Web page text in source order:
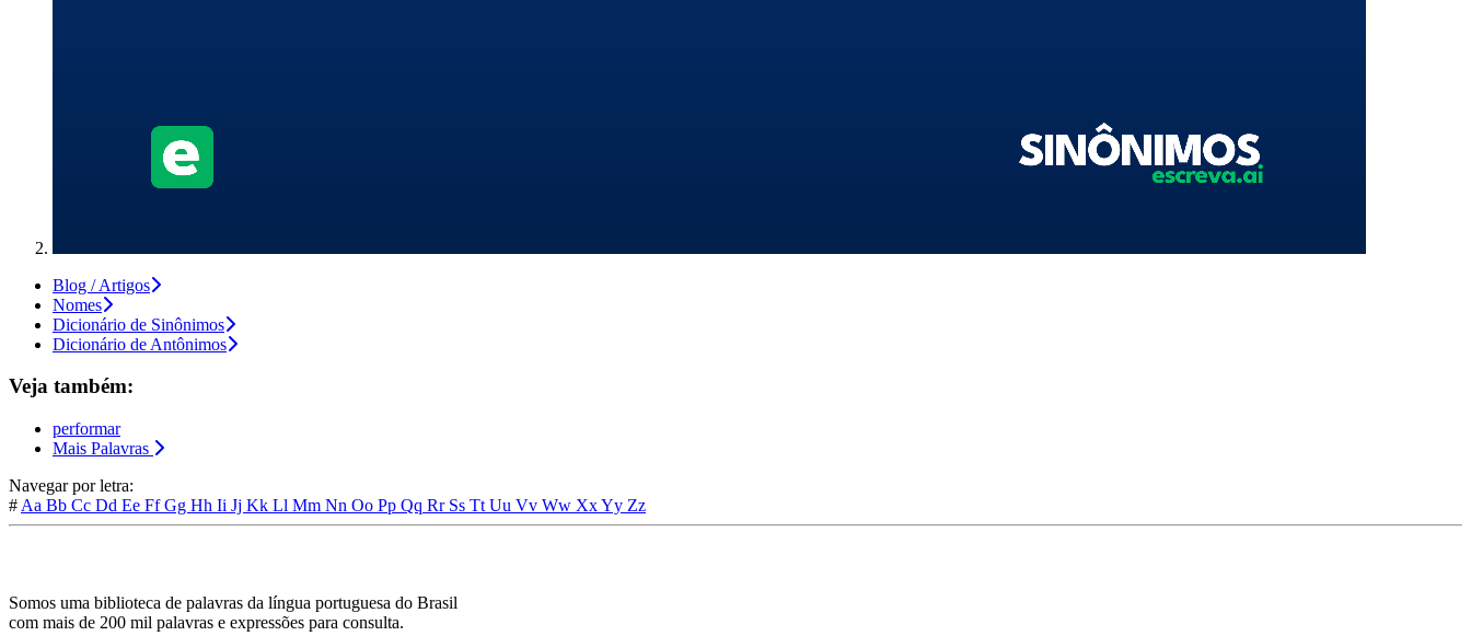
Blog / Artigos
Nomes
Dicionário de Sinônimos
Dicionário de Antônimos
Veja também:
performar
Mais Palavras
Navegar por letra:
# Aa Bb Cc Dd Ee FfGg Hh Ii Jj Kk Ll Mm Nn Oo Pp Qq Rr Ss Tt Uu Vv Ww XxYy Zz
Somos uma biblioteca de palavras da língua portuguesa do Brasil
com mais de 200 mil palavras e expressões para consulta.